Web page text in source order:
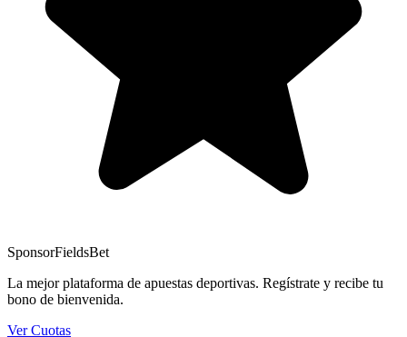
SponsorFieldsBet
La mejor plataforma de apuestas deportivas. Regístrate y recibe tu
bono de bienvenida.
Ver Cuotas